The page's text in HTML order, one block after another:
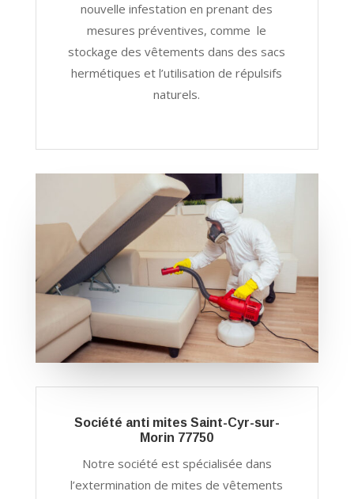
nouvelle infestation en prenant des
mesures préventives, comme le
stockage des vêtements dans des sacs
hermétiques et l’utilisation de répulsifs
naturels.
Société anti mites Saint-Cyr-sur-
Morin 77750
Notre société est spécialisée dans
l’extermination de mites de vêtements